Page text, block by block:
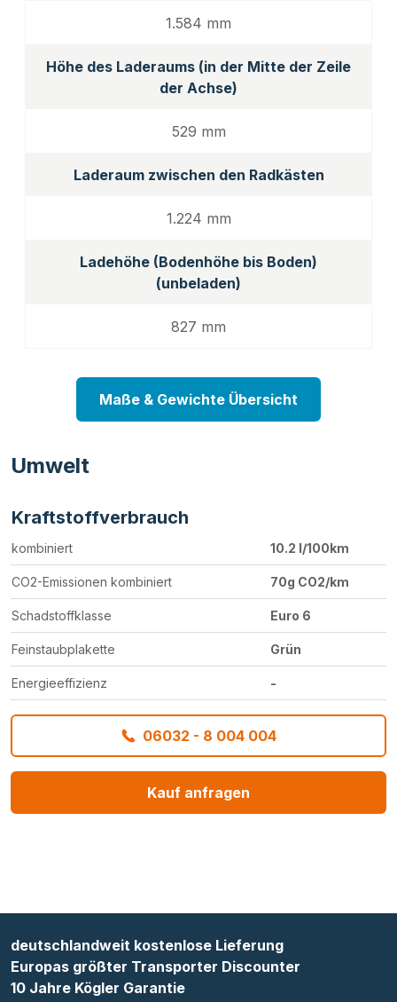
1.584 mm
Höhe des Laderaums (in der Mitte der Zeile
der Achse)
529 mm
Laderaum zwischen den Radkästen
1.224 mm
Ladehöhe (Bodenhöhe bis Boden)
(unbeladen)
827 mm
Maße & Gewichte Übersicht
Umwelt
Kraftstoffverbrauch
kombiniert 10.2 l/100km
CO2-Emissionen kombiniert 70g CO2/km
Schadstoffklasse Euro 6
Feinstaubplakette Grün
Energieeffizienz -
06032 - 8 004 004
Kauf anfragen
deutschlandweit kostenlose Lieferung
Europas größter Transporter Discounter
10 Jahre Kögler Garantie